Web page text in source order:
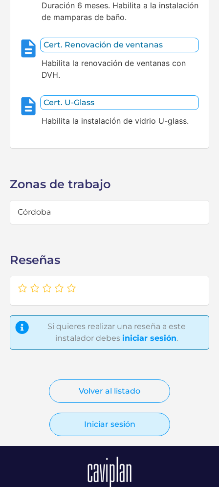
Duración 6 meses. Habilita a la instalación
de mamparas de baño.
Cert. Renovación de ventanas
Habilita la renovación de ventanas con
DVH.
Cert. U-Glass
Habilita la instalación de vidrio U-glass.
Zonas de trabajo
Córdoba
Reseñas
Si quieres realizar una reseña a este
instalador debes iniciar sesión.
Volver al listado
Iniciar sesión